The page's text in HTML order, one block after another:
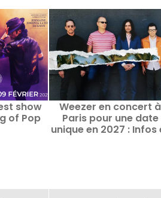
show
of Pop
Weezer en concert à
Paris pour une date
unique en 2027 : Infos